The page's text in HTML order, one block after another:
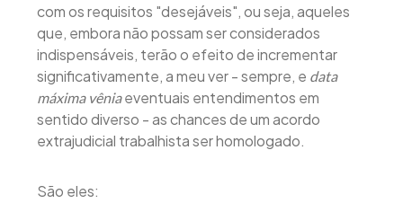
com os requisitos "desejáveis", ou seja, aqueles
que, embora não possam ser considerados
indispensáveis, terão o efeito de incrementar
significativamente, a meu ver - sempre, e data
máxima vêniaeventuais entendimentos em
sentido diverso - as chances de um acordo
extrajudicial trabalhista ser homologado.
São eles: